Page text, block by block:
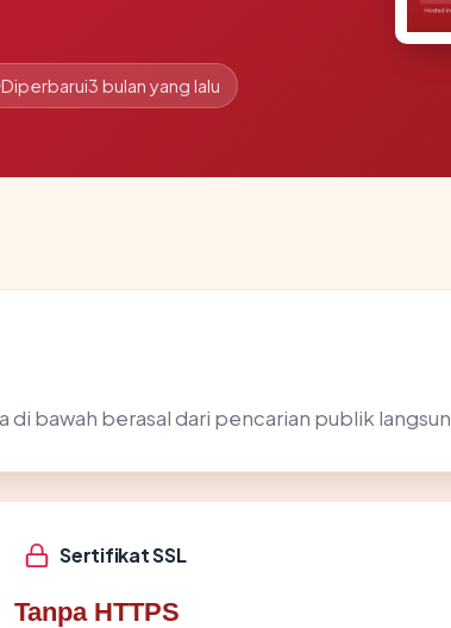
Diperbarui3 bulan yang lalu
di bawah berasal dari pencarian publik
Sertifikat SSL
Tanpa HTTPS